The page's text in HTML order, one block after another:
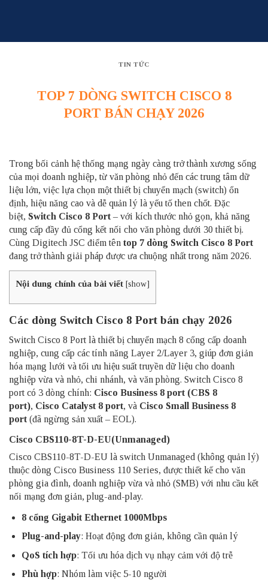
TIN TỨC
TOP 7 DÒNG SWITCH CISCO 8
PORT BÁN CHẠY 2026
Trong bối cảnh hệ thống mạng ngày càng trở thành xương sống
của mọi doanh nghiệp, từ văn phòng nhỏ đến các trung tâm dữ
liệu lớn, việc lựa chọn một thiết bị chuyển mạch (switch) ổn
định, hiệu năng cao và dễ quản lý là yếu tố then chốt. Đặc
biệt, Switch Cisco 8 Port – với kích thước nhỏ gọn, khả năng
cung cấp đầy đủ cổng kết nối cho văn phòng dưới 30 thiết bị.
Cùng Digitech JSC điểm tên top 7 dòng Switch Cisco 8 Port
đang trở thành giải pháp được ưa chuộng nhất trong năm 2026.
Nội dung chính của bài viết [show]
Các dòng Switch Cisco 8 Port bán chạy 2026
Switch Cisco 8 Port là thiết bị chuyển mạch 8 cổng cấp doanh
nghiệp, cung cấp các tính năng Layer 2/Layer 3, giúp đơn giản
hóa mạng lưới và tối ưu hiệu suất truyền dữ liệu cho doanh
nghiệp vừa và nhỏ, chi nhánh, và văn phòng. Switch Cisco 8
port có 3 dòng chính: Cisco Business 8 port (CBS 8
port), Cisco Catalyst 8 port, và Cisco Small Business 8
port (đã ngừng sản xuất – EOL).
Cisco CBS110-8T-D-EU(Unmanaged)
Cisco CBS110-8T-D-EU là switch Unmanaged (không quản lý)
thuộc dòng Cisco Business 110 Series, được thiết kế cho văn
phòng gia đình, doanh nghiệp vừa và nhỏ (SMB) với nhu cầu kết
nối mạng đơn giản, plug-and-play.
8 cổng Gigabit Ethernet 1000Mbps
Plug-and-play: Hoạt động đơn giản, không cần quản lý
QoS tích hợp: Tối ưu hóa dịch vụ nhạy cảm với độ trễ
Phù hợp: Nhóm làm việc 5-10 người